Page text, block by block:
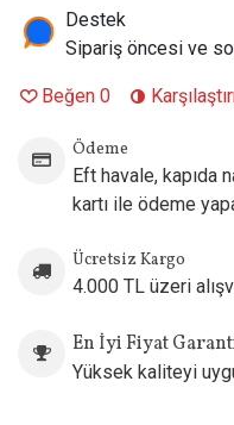
(DTL Sürümü), Voopoo
Kartuşları(Önemli Not:
Uyumlu Cihaz (Kit)
2 (Gövdesinde yeni nesil
watt çıkışını
uyumludur)
Destek
Sipariş öncesi ve
Beğen 0
Ödeme
Eft havale, kapıda
kartı ile ödeme
Ücretsiz Kargo
4.000 TL üzeri
En İyi Fiyat
Yüksek kaliteyi